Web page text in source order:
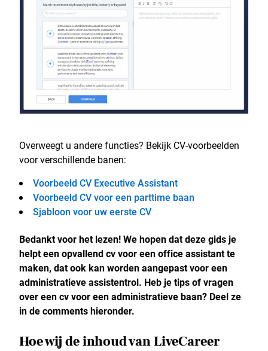
Overweegt u andere functies? Bekijk CV-voorbeelden
voor verschillende banen:
Voorbeeld CV Executive Assistant
Voorbeeld CV voor een parttime baan
Sjabloon voor uw eerste CV
Bedankt voor het lezen! We hopen dat deze gids je
helpt een opvallend cv voor een office assistant te
maken, dat ook kan worden aangepast voor een
administratieve assistentrol. Heb je tips of vragen
over een cv voor een administratieve baan? Deel ze
in de comments hieronder.
Hoe wij de inhoud van LiveCareer